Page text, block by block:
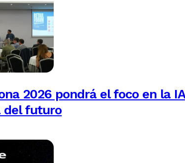
2026 pondrá el foco en la
del futuro